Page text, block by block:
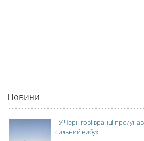
Новини
-У Чернігові вранці пролунав
сильний вибух